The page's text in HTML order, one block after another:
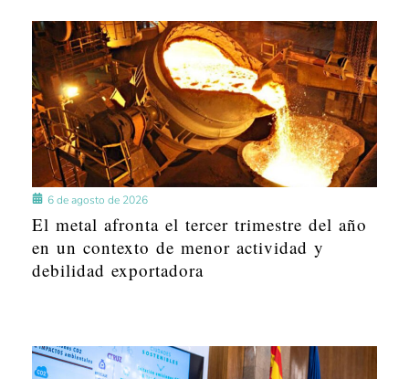
6 de agosto de 2026
El metal afronta el tercer trimestre del año
en un contexto de menor actividad y
debilidad exportadora